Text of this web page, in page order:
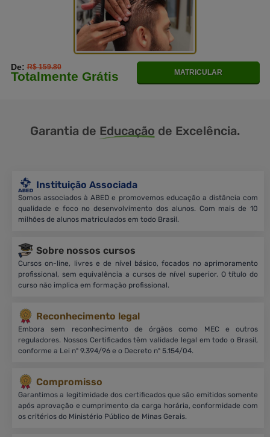
De:R$ 159.80
Totalmente Grátis MATRICULAR
Garantia de Educação de Excelência.
Instituição Associada
Somos associados à ABED e promovemos educação a distância com
qualidade e foco no desenvolvimento dos alunos. Com mais de 10
milhões de alunos matriculados em todo Brasil.
Sobre nossos cursos
Cursos on-line, livres e de nível básico, focados no aprimoramento
profissional, sem equivalência a cursos de nível superior. O título do
curso não implica em formação profissional.
Reconhecimento legal
Embora sem reconhecimento de órgãos como MEC e outros
reguladores. Nossos Certificados têm validade legal em todo o Brasil,
conforme a Lei nº 9.394/96 e o Decreto nº 5.154/04.
Compromisso
Garantimos a legitimidade dos certificados que são emitidos somente
após aprovação e cumprimento da carga horária, conformidade com
os critérios do Ministério Público de Minas Gerais.